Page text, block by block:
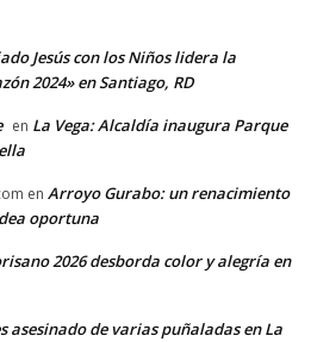
Jesús con los Niños lidera la
2024» en Santiago, RD
en La Vega: Alcaldía inaugura Parque
en Arroyo Gurabo: un renacimiento
oportuna
2026 desborda color y alegría en
asesinado de varias puñaladas en La